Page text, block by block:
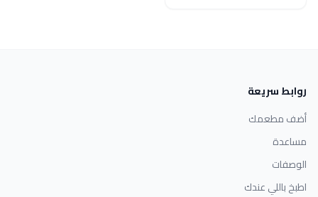
روابط سريعة
أضف مطعمك
مساعدة
الوصفات
اطبخ باللي عندك